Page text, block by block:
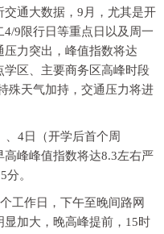
通大数据，9月，尤其是开
9限行日等重点日以及周一
力突出，峰值指数将达
学区、主要商务区高峰时段
殊天气加持，交通压力将进
4日（开学后首个周
峰峰值指数将达8.3左右严
。
工作日，下午至晚间路网
加大，晚高峰提前，15时